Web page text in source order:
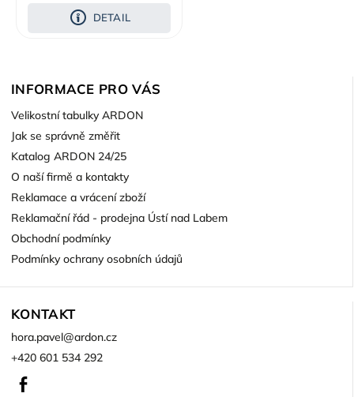
DETAIL
INFORMACE PRO VÁS
Velikostní tabulky ARDON
Jak se správně změřit
Katalog ARDON 24/25
O naší firmě a kontakty
Reklamace a vrácení zboží
Reklamační řád - prodejna Ústí nad Labem
Obchodní podmínky
Podmínky ochrany osobních údajů
KONTAKT
hora.pavel@ardon.cz
+420 601 534 292